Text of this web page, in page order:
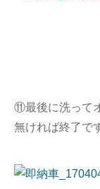
⑪最後に洗って
無ければ終了で